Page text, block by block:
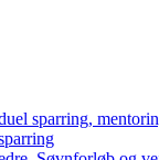
sparring,